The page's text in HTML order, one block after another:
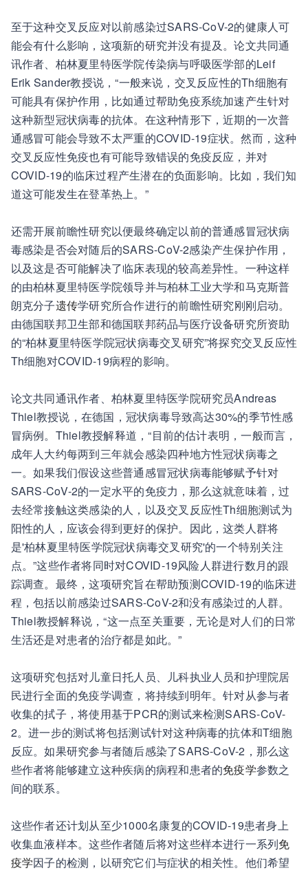
至于这种交叉反应对以前感染过SARS-CoV-2的健康人可
能会有什么影响，这项新的研究并没有提及。论文共同通
讯作者、柏林夏里特医学院传染病与呼吸医学部的Leif
Erik Sander教授说，“一般来说，交叉反应性的Th细胞有
可能具有保护作用，比如通过帮助免疫系统加速产生针对
这种新型冠状病毒的抗体。在这种情形下，近期的一次普
通感冒可能会导致不太严重的COVID-19症状。然而，这种
交叉反应性免疫也有可能导致错误的免疫反应，并对
COVID-19的临床过程产生潜在的负面影响。比如，我们知
道这可能发生在登革热上。”
还需开展前瞻性研究以便最终确定以前的普通感冒冠状病
毒感染是否会对随后的SARS-CoV-2感染产生保护作用，
以及这是否可能解决了临床表现的较高差异性。一种这样
的由柏林夏里特医学院领导并与柏林工业大学和马克斯普
朗克分子遗传学研究所合作进行的前瞻性研究刚刚启动。
由德国联邦卫生部和德国联邦药品与医疗设备研究所资助
的“柏林夏里特医学院冠状病毒交叉研究”将探究交叉反应性
Th细胞对COVID-19病程的影响。
论文共同通讯作者、柏林夏里特医学院研究员Andreas
Thiel教授说，在德国，冠状病毒导致高达30%的季节性感
冒病例。Thiel教授解释道，“目前的估计表明，一般而言，
成年人大约每两到三年就会感染四种地方性冠状病毒之
一。如果我们假设这些普通感冒冠状病毒能够赋予针对
SARS-CoV-2的一定水平的免疫力，那么这就意味着，过
去经常接触这类感染的人，以及交叉反应性Th细胞测试为
阳性的人，应该会得到更好的保护。因此，这类人群将
是'柏林夏里特医学院冠状病毒交叉研究'的一个特别关注
点。”这些作者将同时对COVID-19风险人群进行数月的跟
踪调查。最终，这项研究旨在帮助预测COVID-19的临床进
程，包括以前感染过SARS-CoV-2和没有感染过的人群。
Thiel教授解释说，“这一点至关重要，无论是对人们的日常
生活还是对患者的治疗都是如此。”
这项研究包括对儿童日托人员、儿科执业人员和护理院居
民进行全面的免疫学调查，将持续到明年。针对从参与者
收集的拭子，将使用基于PCR的测试来检测SARS-CoV-
2。进一步的测试将包括测试针对这种病毒的抗体和T细胞
反应。如果研究参与者随后感染了SARS-CoV-2，那么这
些作者将能够建立这种疾病的病程和患者的免疫学参数之
间的联系。
这些作者还计划从至少1000名康复的COVID-19患者身上
收集血液样本。这些作者随后将对这些样本进行一系列免
疫学因子的检测，以研究它们与症状的相关性。他们希望